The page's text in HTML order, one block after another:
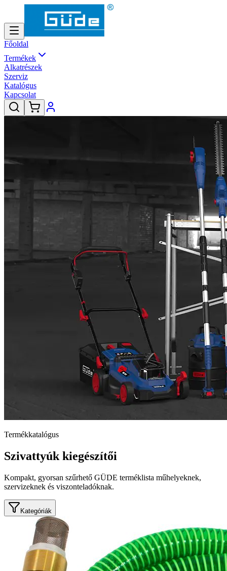
Főoldal
Termékek
Alkatrészek
Szerviz
Katalógus
Kapcsolat
Termékkatalógus
Szivattyúk kiegészítői
Kompakt, gyorsan szűrhető GÜDE terméklista műhelyeknek,
szervizeknek és viszonteladóknak.
Kategóriák